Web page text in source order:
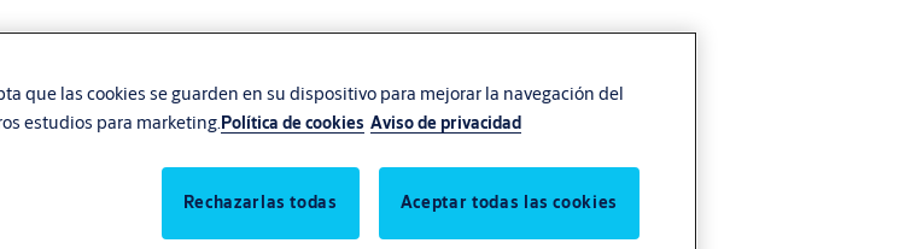
que las cookies se guarden en su dispositivo para mejorar la navegación del
estudios para marketing. Política de cookies Aviso de privacidad
Rechazarlas todas Aceptar todas las cookies